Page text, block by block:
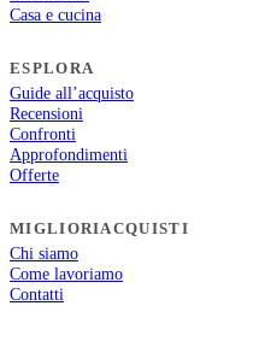
Casa e cucina
ESPLORA
Guide all’acquisto
Recensioni
Confronti
Approfondimenti
Offerte
MIGLIORIACQUISTI
Chi siamo
Come lavoriamo
Contatti